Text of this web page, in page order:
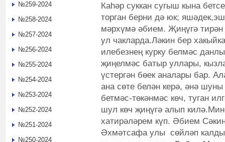
Каһәр суккан сугыш кына
торган берни дә юк;
мәрхүмә әбием. Җиңүгә
ул чакларда.Ләкин бер
илебезнең курку белмәс
җиңелмәс батыр уллары,
үстергән бөек аналары бар.
ана сөте белән керә, әнә
бетмәс-төкәнмәс көч, туган
шул көч җиңүгә алып
хатирәләрем күп. Әбием
Әхмәтсафа улы сөйләп
№259-2024
№258-2024
№257-2024
№256-2024
№255-2024
№254-2024
№253-2024
№252-2024
№251-2024
№250-2024